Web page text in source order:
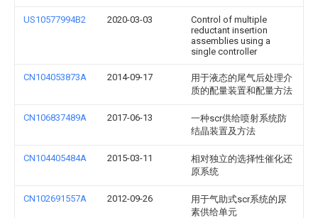
US10577994B2 2020-03-03
Control of multiple
reductant insertion
assemblies using a
single controller
CN104053873A 2014-09-17
用于液态的尾气后处理介
质的配量装置和配量方法
CN106837489A 2017-06-13
一种scr供给喷射系统防
结晶装置及方法
CN104405484A 2015-03-11
相对独立的选择性催化还
原系统
CN102691557A 2012-09-26
用于气助式scr系统的尿
素供给单元